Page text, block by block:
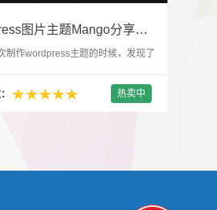
WordPress图片主题Mango分享，类朋友圈的博客主题
制作wordpress主题的时候，发现了
后来自己也做了一个。说它是图片
，说是分享心情也行，总之就是这
热卖中